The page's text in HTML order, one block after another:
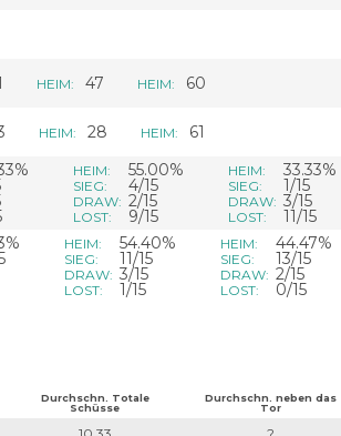
HEIM: 47 HEIM: 60
HEIM: 28 HEIM: 61
HEIM: 55.00%
SIEG: 4/15
DRAW: 2/15
LOST: 9/15
HEIM: 33.33%
SIEG: 1/15
DRAW: 3/15
LOST: 11/15
HEIM: 54.40%
SIEG: 11/15
DRAW: 3/15
LOST: 1/15
HEIM: 44.47%
SIEG: 13/15
DRAW: 2/15
LOST: 0/15
Durchschn. Totale
Schüsse
Durchschn. neben das
Tor